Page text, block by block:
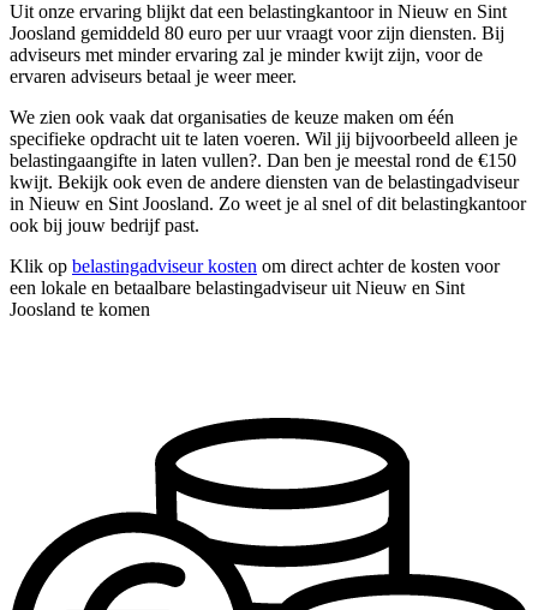
Uit onze ervaring blijkt dat een belastingkantoor in Nieuw en Sint
Joosland gemiddeld 80 euro per uur vraagt voor zijn diensten. Bij
adviseurs met minder ervaring zal je minder kwijt zijn, voor de
ervaren adviseurs betaal je weer meer.
We zien ook vaak dat organisaties de keuze maken om één
specifieke opdracht uit te laten voeren. Wil jij bijvoorbeeld alleen je
belastingaangifte in laten vullen?. Dan ben je meestal rond de €150
kwijt. Bekijk ook even de andere diensten van de belastingadviseur
in Nieuw en Sint Joosland. Zo weet je al snel of dit belastingkantoor
ook bij jouw bedrijf past.
Klik op belastingadviseur kosten om direct achter de kosten voor
een lokale en betaalbare belastingadviseur uit Nieuw en Sint
Joosland te komen